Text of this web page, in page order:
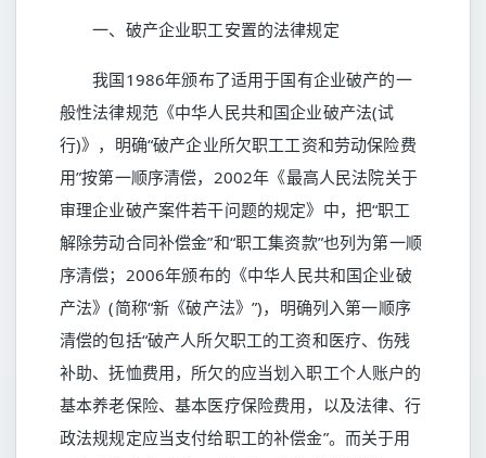
一、破产企业职工安置的法律规定
我国1986年颁布了适用于国有企业破产的一
般性法律规范《中华人民共和国企业破产法(试
行)》，明确“破产企业所欠职工工资和劳动保险费
用”按第一顺序清偿，2002年《最高人民法院关于
审理企业破产案件若干问题的规定》中，把“职工
解除劳动合同补偿金”和“职工集资款”也列为第一顺
序清偿；2006年颁布的《中华人民共和国企业破
产法》(简称“新《破产法》”)，明确列入第一顺序
清偿的包括“破产人所欠职工的工资和医疗、伤残
补助、抚恤费用，所欠的应当划入职工个人账户的
基本养老保险、基本医疗保险费用，以及法律、行
政法规规定应当支付给职工的补偿金”。而关于用